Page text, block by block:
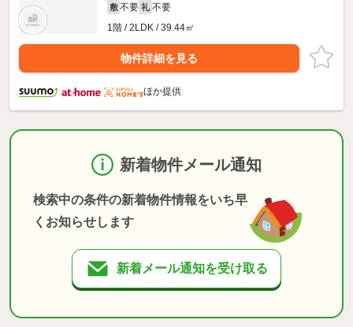
敷 不要 礼 不要
1階 / 2LDK / 39.44㎡
物件詳細を見る
ほか提供
新着物件メール通知
検索中の条件の新着物件情報をいち早
くお知らせします
新着メール通知を受け取る